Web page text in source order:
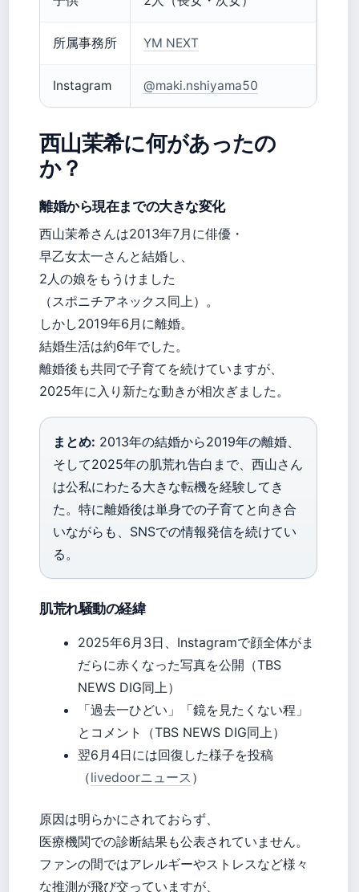
所属事務所 YM NEXT
Instagram @maki.nshiyama50
西山茉希に何があったの
か？
離婚から現在までの大きな変化
西山茉希さんは2013年7月に俳優・
早乙女太一さんと結婚し、
2人の娘をもうけました
（スポニチアネックス同上）。
しかし2019年6月に離婚。
結婚生活は約6年でした。
離婚後も共同で子育てを続けていますが、
2025年に入り新たな動きが相次ぎました。
まとめ: 2013年の結婚から2019年の離婚、
そして2025年の肌荒れ告白まで、西山さん
は公私にわたる大きな転機を経験してき
た。特に離婚後は単身での子育てと向き合
いながらも、SNSでの情報発信を続けてい
る。
肌荒れ騒動の経緯
2025年6月3日、Instagramで顔全体がま
だらに赤くなった写真を公開（TBS
NEWS DIG同上）
「過去一ひどい」「鏡を見たくない程」
とコメント（TBS NEWS DIG同上）
翌6月4日には回復した様子を投稿
（livedoorニュース ）
原因は明らかにされておらず、
医療機関での診断結果も公表されていません。
ファンの間ではアレルギーやストレスなど様々
な推測が飛び交っていますが、